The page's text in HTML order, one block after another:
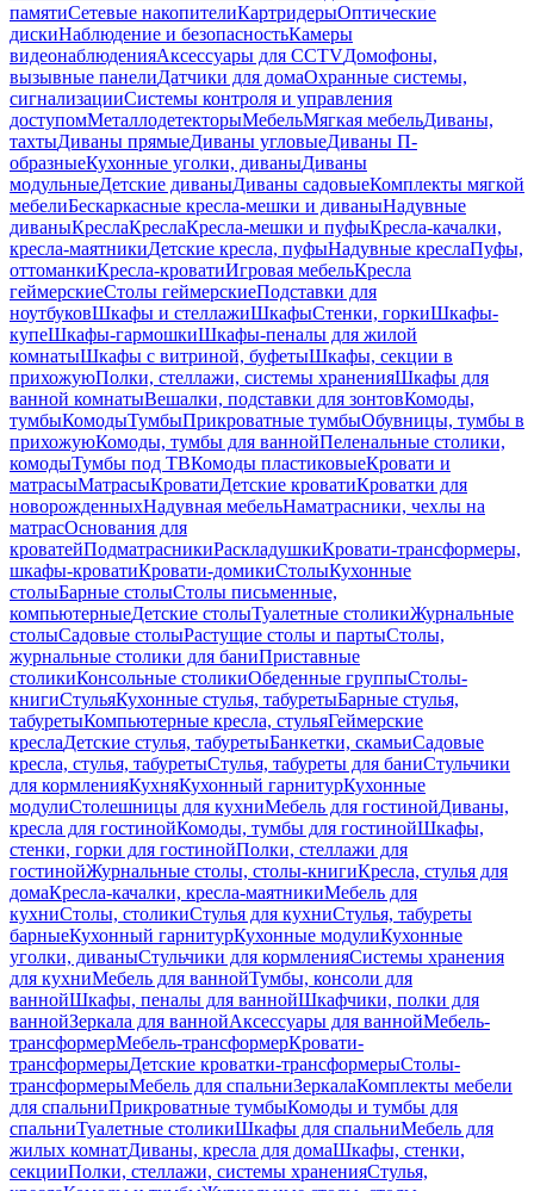
памятиСетевые накопителиКартридерыОптические
дискиНаблюдение и безопасностьКамеры
видеонаблюденияАксессуары для CCTVДомофоны,
вызывные панелиДатчики для домаОхранные системы,
сигнализацииСистемы контроля и управления
доступомМеталлодетекторыМебельМягкая мебельДиваны,
тахтыДиваны прямыеДиваны угловыеДиваны П-
образныеКухонные уголки, диваныДиваны
модульныеДетские диваныДиваны садовыеКомплекты мягкой
мебелиБескаркасные кресла-мешки и диваныНадувные
диваныКреслаКреслаКресла-мешки и пуфыКресла-качалки,
кресла-маятникиДетские кресла, пуфыНадувные креслаПуфы,
оттоманкиКресла-кроватиИгровая мебельКресла
геймерскиеСтолы геймерскиеПодставки для
ноутбуковШкафы и стеллажиШкафыСтенки, горкиШкафы-
купеШкафы-гармошкиШкафы-пеналы для жилой
комнатыШкафы с витриной, буфетыШкафы, секции в
прихожуюПолки, стеллажи, системы храненияШкафы для
ванной комнатыВешалки, подставки для зонтовКомоды,
тумбыКомодыТумбыПрикроватные тумбыОбувницы, тумбы в
прихожуюКомоды, тумбы для ваннойПеленальные столики,
комодыТумбы под ТВКомоды пластиковыеКровати и
матрасыМатрасыКроватиДетские кроватиКроватки для
новорожденныхНадувная мебельНаматрасники, чехлы на
матрасОснования для
кроватейПодматрасникиРаскладушкиКровати-трансформеры,
шкафы-кроватиКровати-домикиСтолыКухонные
столыБарные столыСтолы письменные,
компьютерныеДетские столыТуалетные столикиЖурнальные
столыСадовые столыРастущие столы и партыСтолы,
журнальные столики для баниПриставные
столикиКонсольные столикиОбеденные группыСтолы-
книгиСтульяКухонные стулья, табуретыБарные стулья,
табуретыКомпьютерные кресла, стульяГеймерские
креслаДетские стулья, табуретыБанкетки, скамьиСадовые
кресла, стулья, табуретыСтулья, табуреты для баниСтульчики
для кормленияКухняКухонный гарнитурКухонные
модулиСтолешницы для кухниМебель для гостинойДиваны,
кресла для гостинойКомоды, тумбы для гостинойШкафы,
стенки, горки для гостинойПолки, стеллажи для
гостинойЖурнальные столы, столы-книгиКресла, стулья для
домаКресла-качалки, кресла-маятникиМебель для
кухниСтолы, столикиСтулья для кухниСтулья, табуреты
барныеКухонный гарнитурКухонные модулиКухонные
уголки, диваныСтульчики для кормленияСистемы хранения
для кухниМебель для ваннойТумбы, консоли для
ваннойШкафы, пеналы для ваннойШкафчики, полки для
ваннойЗеркала для ваннойАксессуары для ваннойМебель-
трансформерМебель-трансформерКровати-
трансформерыДетские кроватки-трансформерыСтолы-
трансформерыМебель для спальниЗеркалаКомплекты мебели
для спальниПрикроватные тумбыКомоды и тумбы для
спальниТуалетные столикиШкафы для спальниМебель для
жилых комнатДиваны, кресла для домаШкафы, стенки,
секцииПолки, стеллажи, системы храненияСтулья,